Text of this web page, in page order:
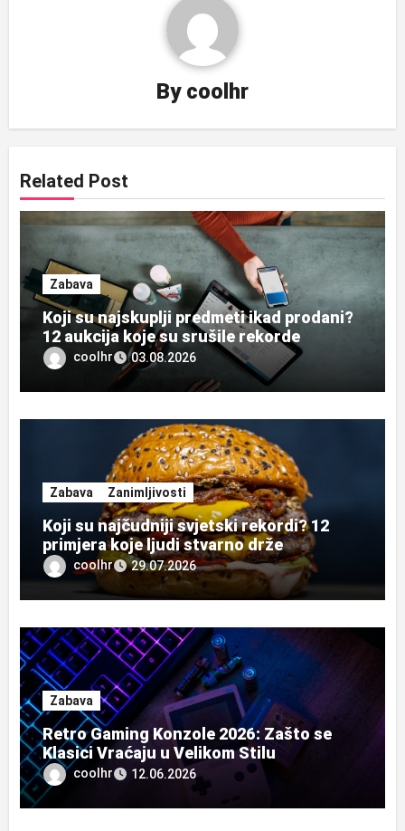
By coolhr
Related Post
Zabava
Koji su najskuplji predmeti ikad prodani?
12 aukcija koje su srušile rekorde
coolhr 03.08.2026
Zabava Zanimljivosti
Koji su najčudniji svjetski rekordi? 12
primjera koje ljudi stvarno drže
coolhr 29.07.2026
Zabava
Retro Gaming Konzole 2026: Zašto se
Klasici Vraćaju u Velikom Stilu
coolhr 12.06.2026